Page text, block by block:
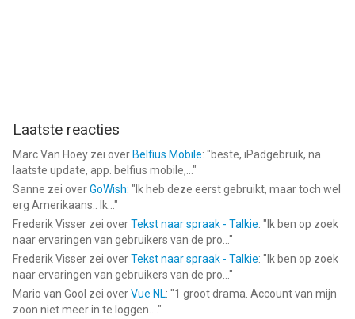
Laatste reacties
Marc Van Hoey zei over Belfius Mobile: "beste, iPadgebruik, na
laatste update, app. belfius mobile,... "
Sanne zei overGoWish: " Ik heb deze eerst gebruikt, maar toch wel
erg Amerikaans.. Ik... "
Frederik Visser zei overTekst naar spraak - Talkie: " Ik ben op zoek
naar ervaringen van gebruikers van de pro... "
Frederik Visser zei overTekst naar spraak - Talkie: " Ik ben op zoek
naar ervaringen van gebruikers van de pro... "
Mario van Gool zei overVue NL: "1 groot drama. Account van mijn
zoon niet meer in te loggen.... "